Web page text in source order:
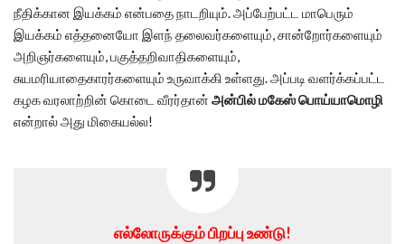
நீதிக்கான இயக்கம் என்பதை நாடறியும். அப்பேற்பட்ட மாபெரும்
இயக்கம் எத்தனையோ இளந் தலைவர்களையும், சான்றோர்களையும்
அறிஞர்களையும், பகுத்தறிவாதிகளையும்,
சுயமரியாதைகாரர்களையும் உருவாக்கி உள்ளது. அப்படி வளர்க்கப்பட்ட
கழக வரலாற்றின் கொடை வீரர்தான் அன்பில் மகேஸ் பொய்யாமொழி
என்றால் அது மிகையல்ல!
எல்லோருக்கும் பிறப்பு உண்டு!